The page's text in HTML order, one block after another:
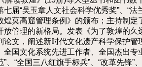
届“吴玉章人文社会科学优秀奖”、“
煌莫高窟管理条例》的颁布；主持制
放管理的新格局。发表《为了敦煌的
论文，阐述新时代文化遗产科学保护
全国文化系统先进工作者、全国杰出
、“全国三八红旗手标兵”、“改革先锋